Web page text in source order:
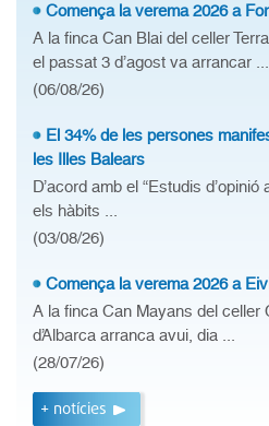
Comença la verema 2026 a
A la finca Can Blai del celler
el passat 3 d’agost va arrancar ...
(06/08/26)
El 34% de les persones
les Illes Balears
D’acord amb el “Estudis
els hàbits ...
(03/08/26)
Comença la verema 2026 a
A la finca Can Mayans del celler
d’Albarca arranca avui, dia ...
(28/07/26)
+ notícies